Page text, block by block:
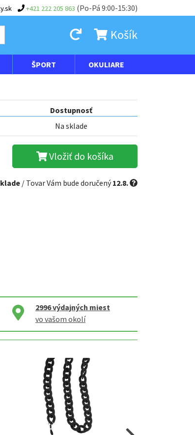
+421 222 205 863 (Po-Pá 9:00-15:30)
Košík
ŠPORT OKULIARE
Dostupnosť
Na sklade
Vložiť do košíka
/ Tovar Vám bude doručený12.8.
2996výdajných miest
vo vašom okolí